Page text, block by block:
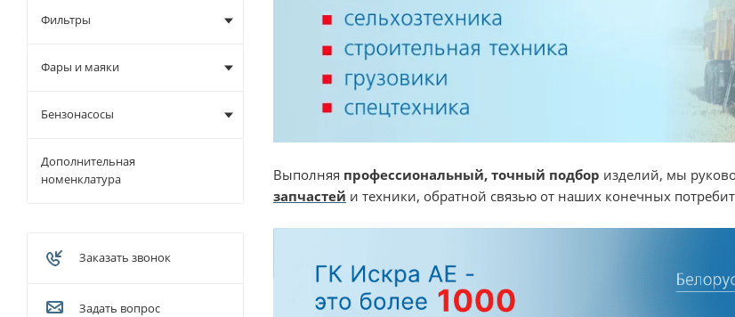
Выполняя профессиональный, точный подбор изделий, мы
запчастей и техники, обратной связью от наших конечных
Фильтры
Фары и маяки
Бензонасосы
Дополнительная
номенклатура
Заказать звонок
Задать вопрос